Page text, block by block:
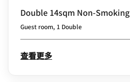
Double 14sqm Non-Smoking
Guest room, 1 Double
查看更多